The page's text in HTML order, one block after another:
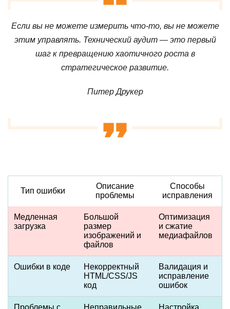
Если вы не можете измерить что-то, вы не можете
этим управлять. Технический аудит — это первый
шаг к превращению хаотичного роста в
стратегическое развитие.
Питер Друкер
Тип ошибки
Описание
проблемы
Способы
исправления
Медленная
загрузка
Большой
размер
изображений и
файлов
Оптимизация
и сжатие
медиафайлов
Ошибки в коде
Некорректный
HTML/CSS/JS
код
Валидация и
исправление
ошибок
Проблемы с
Неправильные
Настройка